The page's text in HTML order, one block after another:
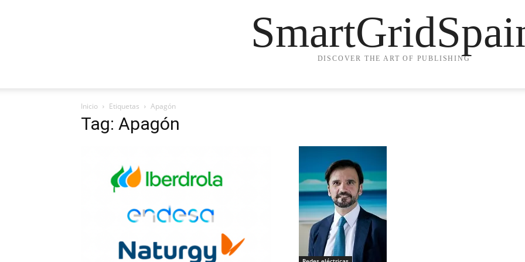
DISCOVER THE ART OF PUBLISHING
Inicio Etiquetas Apagón
Tag: Apagón